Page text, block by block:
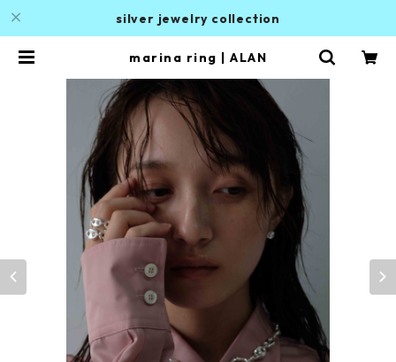
silver jewelry collection
marina ring | ALAN